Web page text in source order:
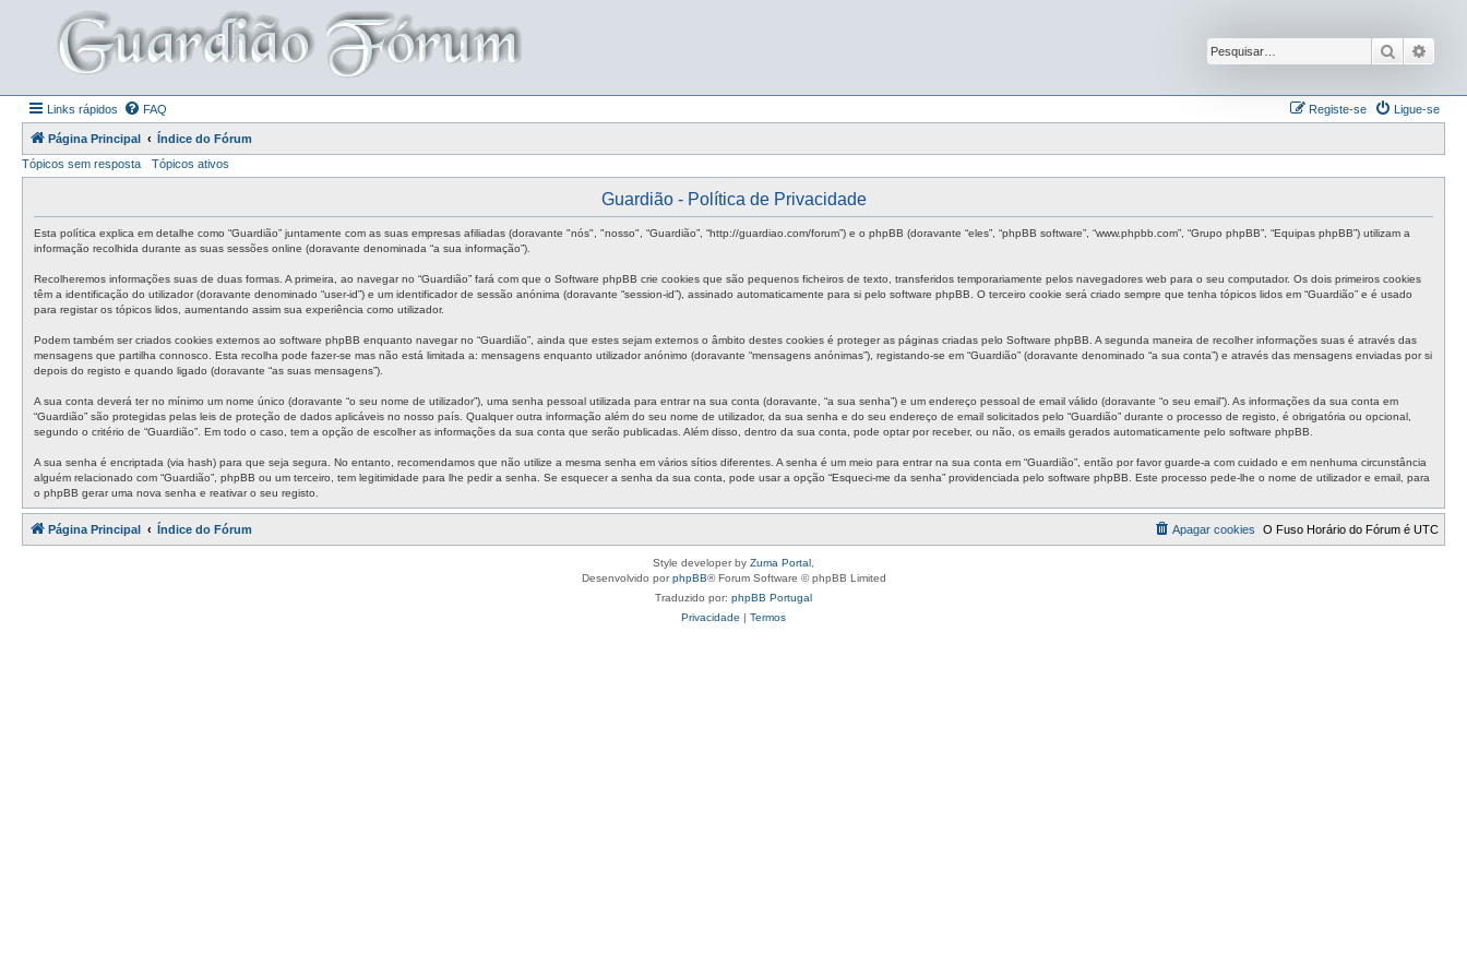
Pesquisar
Links rápidos FAQ Ligue-se
Registe-se
Página Principal
Índice do Fórum
Tópicos sem resposta
Tópicos ativos
Guardião - Política de Privacidade
Esta política explica em detalhe como “Guardião” juntamente com as suas empresas afiliadas (doravante "nós", "nosso", “Guardião”, “http://guardiao.com/forum”) e o phpBB (doravante “eles”, “phpBB software”, “www.phpbb.com”, “Grupo phpBB”, “Equipas phpBB”) utilizam a
informação recolhida durante as suas sessões online (doravante denominada “a sua informação”).
Recolheremos informações suas de duas formas. A primeira, ao navegar no “Guardião” fará com que o Software phpBB crie cookies que são pequenos ficheiros de texto, transferidos temporariamente pelos navegadores web para o seu computador. Os dois primeiros cookies
têm a identificação do utilizador (doravante denominado “user-id”) e um identificador de sessão anónima (doravante “session-id”), assinado automaticamente para si pelo software phpBB. O terceiro cookie será criado sempre que tenha tópicos lidos em “Guardião” e é usado
para registar os tópicos lidos, aumentando assim sua experiência como utilizador.
Podem também ser criados cookies externos ao software phpBB enquanto navegar no “Guardião”, ainda que estes sejam externos o âmbito destes cookies é proteger as páginas criadas pelo Software phpBB. A segunda maneira de recolher informações suas é através das
mensagens que partilha connosco. Esta recolha pode fazer-se mas não está limitada a: mensagens enquanto utilizador anónimo (doravante “mensagens anónimas”), registando-se em “Guardião” (doravante denominado “a sua conta”) e através das mensagens enviadas por si
depois do registo e quando ligado (doravante “as suas mensagens”).
A sua conta deverá ter no mínimo um nome único (doravante “o seu nome de utilizador”), uma senha pessoal utilizada para entrar na sua conta (doravante, “a sua senha”) e um endereço pessoal de email válido (doravante “o seu email”). As informações da sua conta em
“Guardião” são protegidas pelas leis de proteção de dados aplicáveis no nosso país. Qualquer outra informação além do seu nome de utilizador, da sua senha e do seu endereço de email solicitados pelo “Guardião” durante o processo de registo, é obrigatória ou opcional,
segundo o critério de “Guardião”. Em todo o caso, tem a opção de escolher as informações da sua conta que serão publicadas. Além disso, dentro da sua conta, pode optar por receber, ou não, os emails gerados automaticamente pelo software phpBB.
A sua senha é encriptada (via hash) para que seja segura. No entanto, recomendamos que não utilize a mesma senha em vários sítios diferentes. A senha é um meio para entrar na sua conta em “Guardião”, então por favor guarde-a com cuidado e em nenhuma circunstância
alguém relacionado com “Guardião”, phpBB ou um terceiro, tem legitimidade para lhe pedir a senha. Se esquecer a senha da sua conta, pode usar a opção “Esqueci-me da senha” providenciada pelo software phpBB. Este processo pede-lhe o nome de utilizador e email, para
o phpBB gerar uma nova senha e reativar o seu registo.
Página Principal Índice do Fórum O Fuso Horário do Fórum é UTC
Apagar cookies
Style developer by Zuma Portal
Desenvolvido porphpBB® Forum Software © phpBB Limited
Traduzido por: phpBB Portugal
Privacidade | Termos